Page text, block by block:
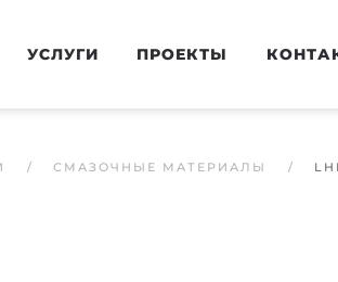
УСЛУГИ ПРОЕКТЫ
СМАЗОЧНЫЕ МАТЕРИАЛЫ